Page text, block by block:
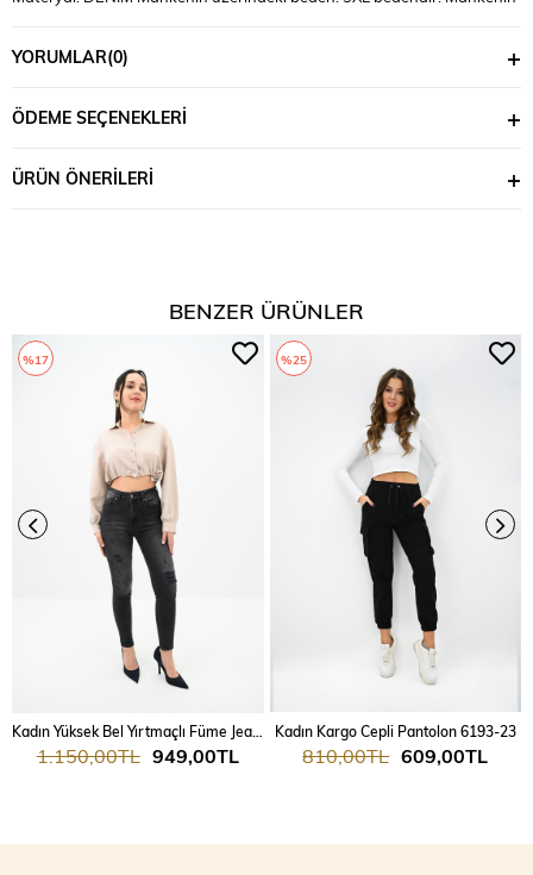
YORUMLAR(0)
ÖDEME SEÇENEKLERI
ÜRÜN ÖNERILERI
BENZER ÜRÜNLER
949,00TL
1.150,00TL
%17
Kadın Kargo Cepli Pantolon 6193-23
609,00TL
810,00TL
%25